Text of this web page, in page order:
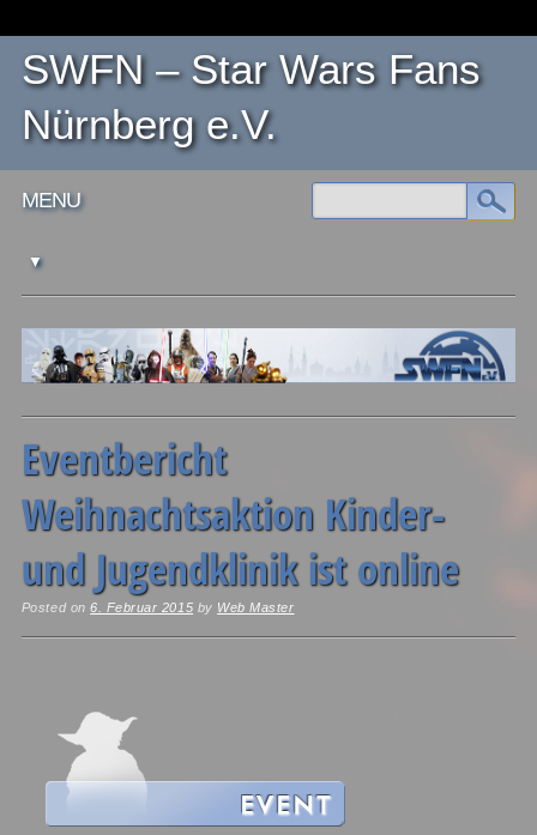
SWFN – Star Wars Fans
Nürnberg e.V.
Main menu
MENU
Eventbericht
Weihnachtsaktion Kinder-
und Jugendklinik ist online
Posted on6. Februar 2015 by Web Master